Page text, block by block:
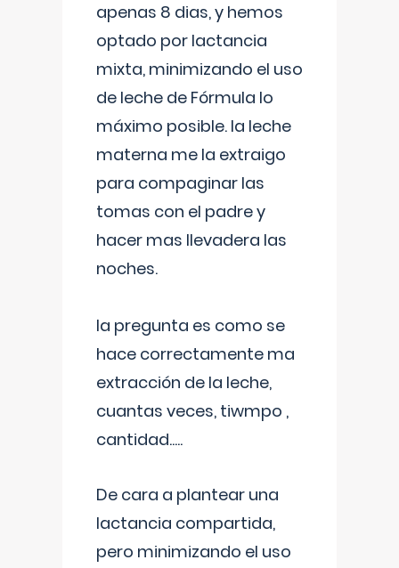
apenas 8 dias, y hemos
optado por lactancia
mixta, minimizando el uso
de leche de Fórmula lo
máximo posible. la leche
materna me la extraigo
para compaginar las
tomas con el padre y
hacer mas llevadera las
noches.
la pregunta es como se
hace correctamente ma
extracción de la leche,
cuantas veces, tiwmpo ,
cantidad.....
De cara a plantear una
lactancia compartida,
pero minimizando el uso